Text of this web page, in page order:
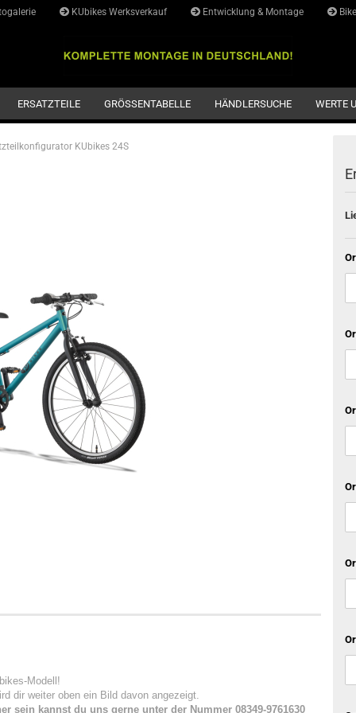
KUbikes Werksverkauf Entwicklung & Montage
ERSATZTEILE GRÖSSENTABELLE HÄNDLERSUCHE WERTE
KUbikes 24S
Modell!
dir weiter oben ein Bild davon angezeigt.
sein kannst du uns gerne unter der Nummer 08349-9761630